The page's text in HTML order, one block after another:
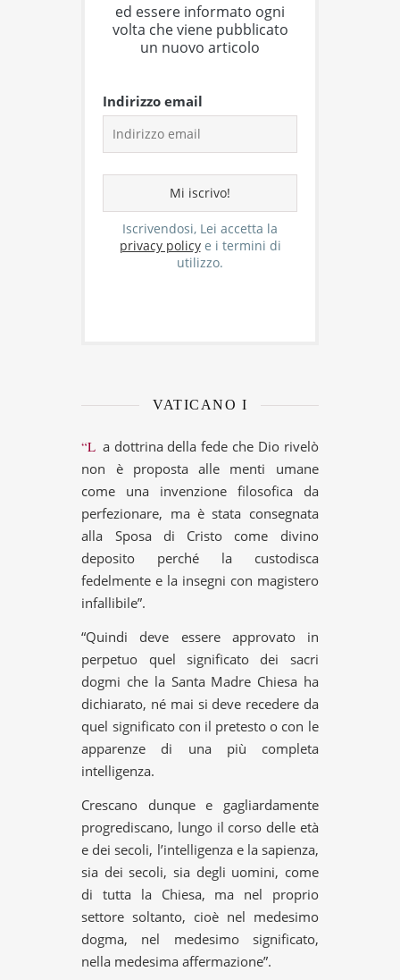
ed essere informato ogni
volta che viene pubblicato
un nuovo articolo
Indirizzo email
Iscrivendosi, Lei accetta la
privacy policye i termini di
utilizzo.
VATICANO I
“La dottrina della fede che Dio rivelò
non è proposta alle menti umane
come una invenzione filosofica da
perfezionare, ma è stata consegnata
alla Sposa di Cristo come divino
deposito perché la custodisca
fedelmente e la insegni con magistero
infallibile”.
“Quindi deve essere approvato in
perpetuo quel significato dei sacri
dogmi che la Santa Madre Chiesa ha
dichiarato, né mai si deve recedere da
quel significato con il pretesto o con le
apparenze di una più completa
intelligenza.
Crescano dunque e gagliardamente
progrediscano, lungo il corso delle età
e dei secoli, l’intelligenza e la sapienza,
sia dei secoli, sia degli uomini, come
di tutta la Chiesa, ma nel proprio
settore soltanto, cioè nel medesimo
dogma, nel medesimo significato,
nella medesima affermazione”.